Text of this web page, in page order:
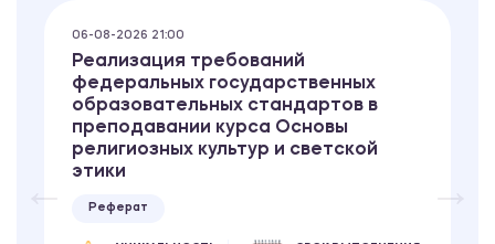
06-08-2026 21:00
Реализация требований
федеральных государственных
образовательных стандартов в
преподавании курса Основы
религиозных культур и светской
этики
Реферат